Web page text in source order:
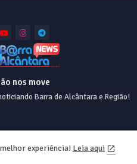
nos move
Barra de Alcântara e Região!
us Privacy Policy
experiência! Leia aqui